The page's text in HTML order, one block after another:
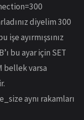
diyelim 300
ayırmışsınız
bu ayar için SET
bellek varsa
aynı rakamları